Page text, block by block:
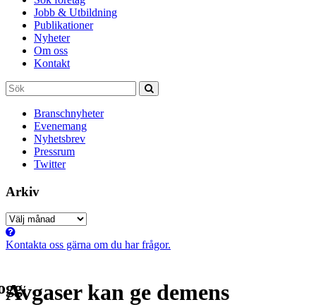
Jobb & Utbildning
Publikationer
Nyheter
Om oss
Kontakt
Branschnyheter
Evenemang
Nyhetsbrev
Pressrum
Twitter
Arkiv
Arkiv
Kontakta oss gärna om du har frågor.
Avgaser kan ge demens